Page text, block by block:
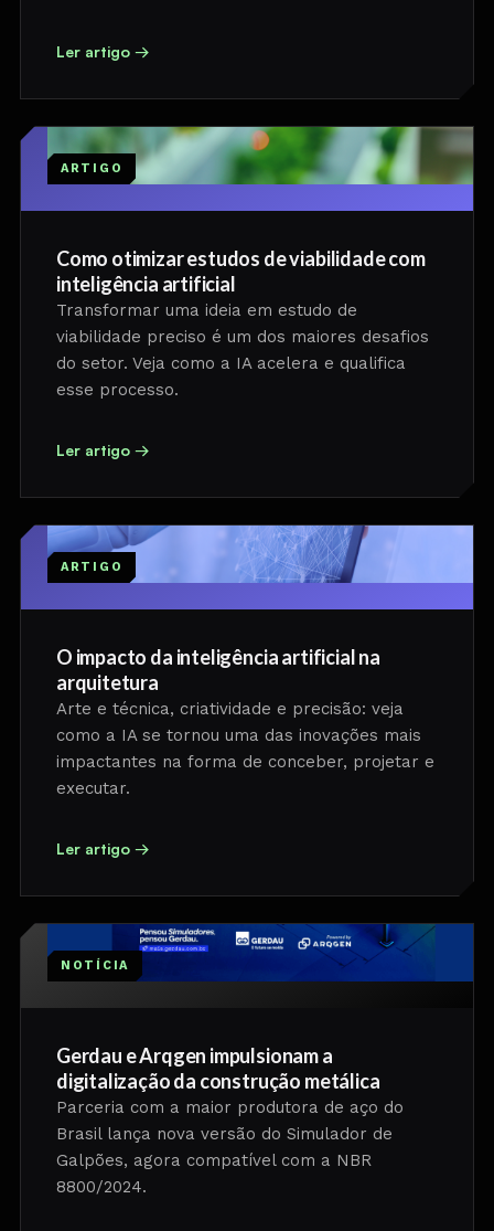
Ler artigo →
ARTIGO
Como otimizar estudos de viabilidade com
inteligência artificial
Transformar uma ideia em estudo de
viabilidade preciso é um dos maiores desafios
do setor. Veja como a IA acelera e qualifica
esse processo.
Ler artigo →
ARTIGO
O impacto da inteligência artificial na
arquitetura
Arte e técnica, criatividade e precisão: veja
como a IA se tornou uma das inovações mais
impactantes na forma de conceber, projetar e
executar.
Ler artigo →
NOTÍCIA
Gerdau e Arqgen impulsionam a
digitalização da construção metálica
Parceria com a maior produtora de aço do
Brasil lança nova versão do Simulador de
Galpões, agora compatível com a NBR
8800/2024.